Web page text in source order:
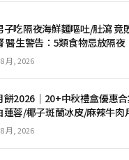
子吃隔夜海鮮麵嘔吐/肚瀉 竟
醫生警告：5類食物忌放隔夜
月, 2026
餅2026｜20+中秋禮盒優惠
蓮蓉/椰子斑蘭冰皮/麻辣牛肉
月, 2026